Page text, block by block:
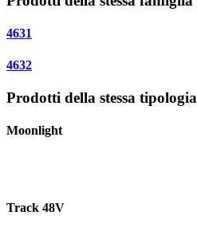
4631
4632
Prodotti della stessa tipologia
Moonlight
Track 48V